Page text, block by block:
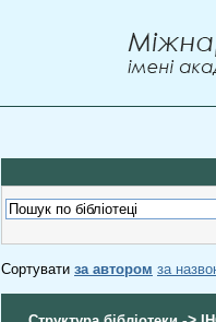
Сортувати за автором за